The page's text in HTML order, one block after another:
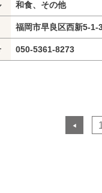
和食、その他
福岡市早良区西新5-1-
050-5361-8273
◀